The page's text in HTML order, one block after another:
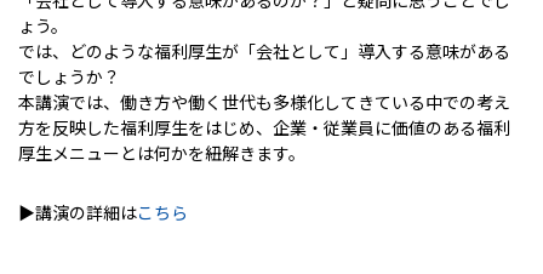
ょう。
では、どのような福利厚生が「会社として」導入する意味がある
でしょうか？
本講演では、働き方や働く世代も多様化してきている中での考え
方を反映した福利厚生をはじめ、企業・従業員に価値のある福利
厚生メニューとは何かを紐解きます。
▶講演の詳細はこちら